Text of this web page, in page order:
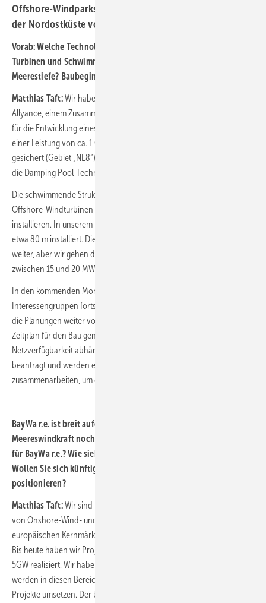
Offshore-Windparks mit einer Leistung von ca. 1 GW vor
der Nordostküste von Schottland gesichert.
Vorab: Welche Technologie soll verbaut werden, welche
Turbinen und Schwimmfundamente? Welche Leistung?
Meerestiefe? Baubeginn? Prognose Kosten Megawattstunde?
Matthias Taft:Wir haben uns im Rahmen der Floating Energy
Allyance, einem Zusammenschluss mit Elicio und BW Ideol, die Rechte
für die Entwicklung eines schwimmenden Offshore-Windparks mit
einer Leistung von ca. 1 GW vor der Nordostküste von Schottland
gesichert (Gebiet „NE8“). Bei diesem Floating-Offshore-Projekt wird
die Damping Pool-Technologie von BW Ideol zum Einsatz kommen.
Die schwimmende Struktur ist mit allen heutigen und zukünftigen
Offshore-Windturbinen kompatibel und lässt sich einfach am Kai
installieren. In unserem Projekt wird diese in einer Wassertiefe von
etwa 80 m installiert. Die Anlagentechnologie entwickelt sich ständig
weiter, aber wir gehen davon aus, dass Anlagen mit einer Leistung
zwischen 15 und 20 MW eingesetzt werden.
In den kommenden Monaten werden wir den Dialog mit den
Interessengruppen fortsetzen, die Umweltstudien abschließen und
die Planungen weiter vorantreiben. Im Moment ist es schwierig, den
Zeitplan für den Bau genau zu bestimmen, da dieser stark von der
Netzverfügbarkeit abhängt. Wir haben den Netzanschluss bereits
beantragt und werden eng mit dem Übertragungsnetzbetreiber
zusammenarbeiten, um dieses Projekt zu realisieren.
BayWa r.e. ist breit aufgestellt, und mit schwimmender
Meereswindkraft noch etwas breiter. Was bedeutet dieses Projekt
für BayWa r.e.? Wie sieht Ihre strategische Kernausrichtung aus?
Wollen Sie sich künftig stärker in der Offshore-Windkraft
positionieren?
Matthias Taft:Wir sind bereits seit vielen Jahren als Projektentwickler
von Onshore-Wind- und Solarparks aktiv – nicht nur in unseren
europäischen Kernmärkten, sondern auch in Nordamerika und APAC.
Bis heute haben wir Projekte mit einer Leistung von insgesamt rund
5GW realisiert. Wir haben eine beachtliche Pipeline aufgebaut und
werden in diesen Bereichen weiterhin wachsen und zahlreiche
Projekte umsetzen. Der beschleunigte Ausbau der Erneuerbaren